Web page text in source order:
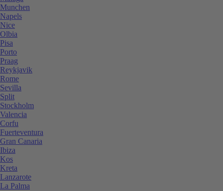
Munchen
Napels
Nice
Olbia
Pisa
Porto
Praag
Reykjavik
Rome
Sevilla
Split
Stockholm
Valencia
Corfu
Fuerteventura
Gran Canaria
Ibiza
Kos
Kreta
Lanzarote
La Palma